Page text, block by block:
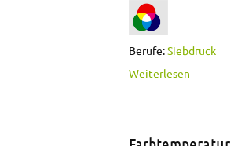
Berufe:Siebdruck
Weiterlesen